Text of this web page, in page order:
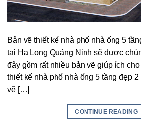
Bản vẽ thiết kế nhà phố nhà ống 5
tại Hạ Long Quảng Ninh sẽ được
đây gồm rất nhiều bản vẽ giúp ích
thiết kế nhà phố nhà ống 5 tầng đẹp 2
vẽ […]
CONTINUE READING